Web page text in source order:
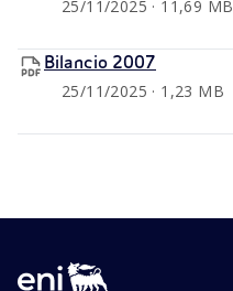
25/11/2025 · 11,69 MB
Bilancio 2007
25/11/2025 · 1,23 MB